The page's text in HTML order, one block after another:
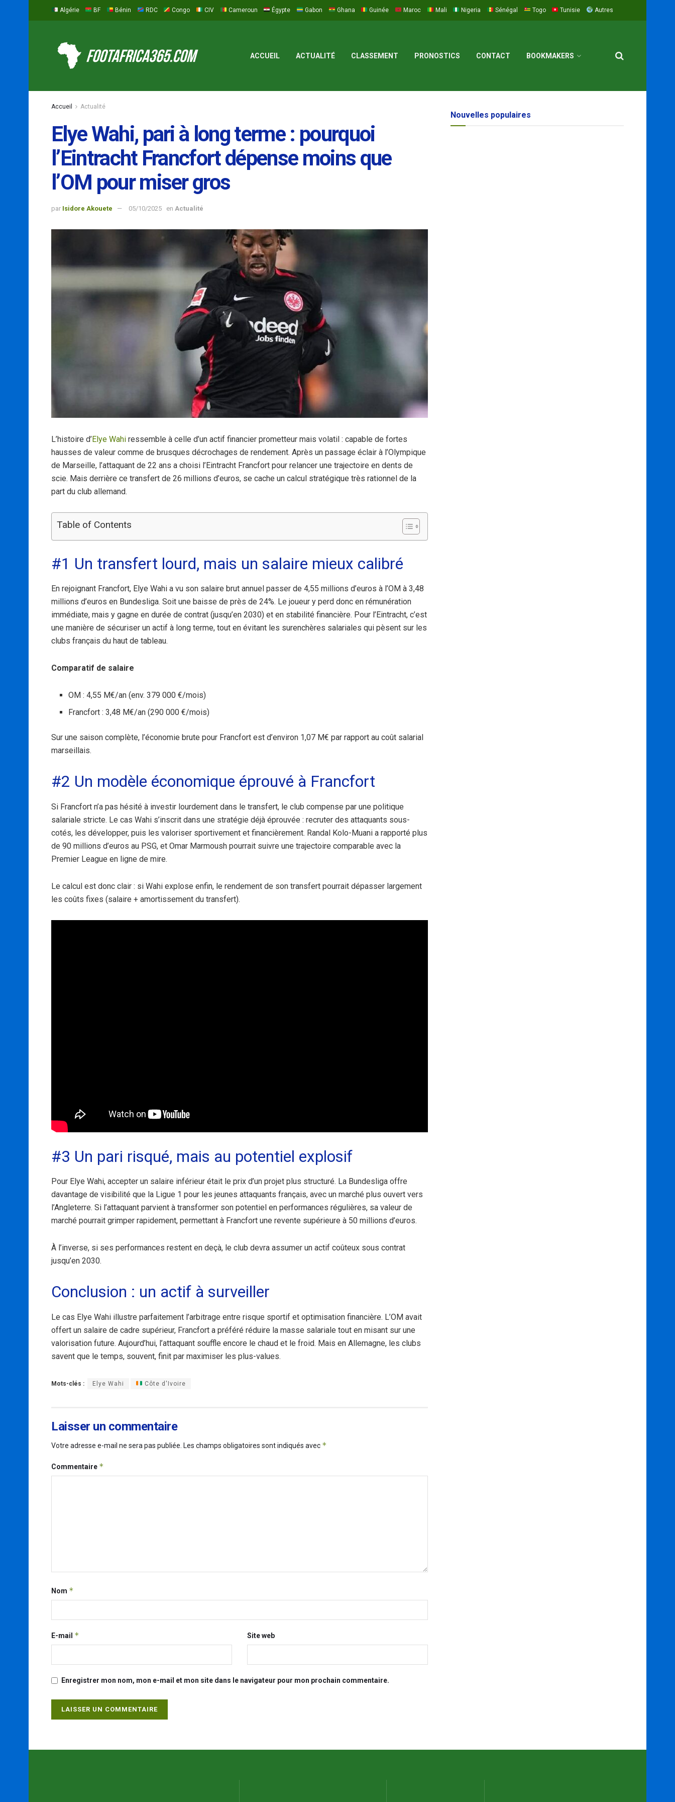
Algérie BF Bénin RDC Congo CIV Cameroun Égypte Gabon Ghana Guinée Maroc Mali Nigeria Sénégal Togo Tunisie Autres
ACCUEIL ACTUALITÉ CLASSEMENT PRONOSTICS CONTACT BOOKMAKERS
Accueil Actualité
Elye Wahi, pari à long terme : pourquoi
l’Eintracht Francfort dépense moins que
l’OM pour miser gros
par Isidore Akouete 05/10/2025 en Actualité
L’histoire d’Elye Wahi ressemble à celle d’un actif financier prometteur mais volatil : capable de fortes
hausses de valeur comme de brusques décrochages de rendement. Après un passage éclair à l’Olympique
de Marseille, l’attaquant de 22 ans a choisi l’Eintracht Francfort pour relancer une trajectoire en dents de
scie. Mais derrière ce transfert de 26 millions d’euros, se cache un calcul stratégique très rationnel de la
part du club allemand.
Table of Contents
#1 Un transfert lourd, mais un salaire mieux calibré
En rejoignant Francfort, Elye Wahi a vu son salaire brut annuel passer de 4,55 millions d’euros à l’OM à 3,48
millions d’euros en Bundesliga. Soit une baisse de près de 24%. Le joueur y perd donc en rémunération
immédiate, mais y gagne en durée de contrat (jusqu’en 2030) et en stabilité financière. Pour l’Eintracht, c’est
une manière de sécuriser un actif à long terme, tout en évitant les surenchères salariales qui pèsent sur les
clubs français du haut de tableau.
Comparatif de salaire
OM : 4,55 M€/an (env. 379 000 €/mois)
Francfort : 3,48 M€/an (290 000 €/mois)
Sur une saison complète, l’économie brute pour Francfort est d’environ 1,07 M€ par rapport au coût salarial
marseillais.
#2 Un modèle économique éprouvé à Francfort
Si Francfort n’a pas hésité à investir lourdement dans le transfert, le club compense par une politique
salariale stricte. Le cas Wahi s’inscrit dans une stratégie déjà éprouvée : recruter des attaquants sous-
cotés, les développer, puis les valoriser sportivement et financièrement. Randal Kolo-Muani a rapporté plus
de 90 millions d’euros au PSG, et Omar Marmoush pourrait suivre une trajectoire comparable avec la
Premier League en ligne de mire.
Le calcul est donc clair : si Wahi explose enfin, le rendement de son transfert pourrait dépasser largement
les coûts fixes (salaire + amortissement du transfert).
#3 Un pari risqué, mais au potentiel explosif
Pour Elye Wahi, accepter un salaire inférieur était le prix d’un projet plus structuré. La Bundesliga offre
davantage de visibilité que la Ligue 1 pour les jeunes attaquants français, avec un marché plus ouvert vers
l’Angleterre. Si l’attaquant parvient à transformer son potentiel en performances régulières, sa valeur de
marché pourrait grimper rapidement, permettant à Francfort une revente supérieure à 50 millions d’euros.
À l’inverse, si ses performances restent en deçà, le club devra assumer un actif coûteux sous contrat
jusqu’en 2030.
Conclusion : un actif à surveiller
Le cas Elye Wahi illustre parfaitement l’arbitrage entre risque sportif et optimisation financière. L’OM avait
offert un salaire de cadre supérieur, Francfort a préféré réduire la masse salariale tout en misant sur une
valorisation future. Aujourd’hui, l’attaquant souffle encore le chaud et le froid. Mais en Allemagne, les clubs
savent que le temps, souvent, finit par maximiser les plus-values.
Mots-clés : Elye Wahi Côte d'Ivoire
Laisser un commentaire
Votre adresse e-mail ne sera pas publiée. Les champs obligatoires sont indiqués avec *
Commentaire *
Nom *
E-mail * Site web
Enregistrer mon nom, mon e-mail et mon site dans le navigateur pour mon prochain commentaire.
Nouvelles populaires